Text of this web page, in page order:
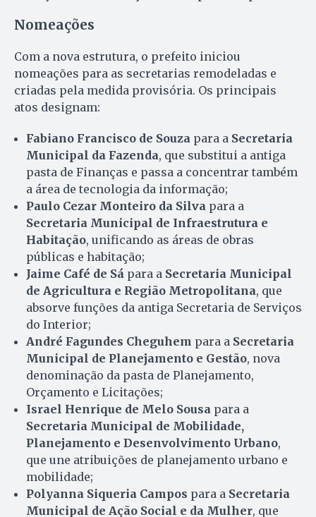
Nomeações
Com a nova estrutura, o prefeito iniciou
nomeações para as secretarias remodeladas e
criadas pela medida provisória. Os principais
atos designam:
Fabiano Francisco de Souza para a Secretaria
Municipal da Fazenda, que substitui a antiga
pasta de Finanças e passa a concentrar também
a área de tecnologia da informação;
Paulo Cezar Monteiro da Silva para a
Secretaria Municipal de Infraestrutura e
Habitação, unificando as áreas de obras
públicas e habitação;
Jaime Café de Sá para a Secretaria Municipal
de Agricultura e Região Metropolitana, que
absorve funções da antiga Secretaria de Serviços
do Interior;
André Fagundes Cheguhem para a Secretaria
Municipal de Planejamento e Gestão, nova
denominação da pasta de Planejamento,
Orçamento e Licitações;
Israel Henrique de Melo Sousa para a
Secretaria Municipal de Mobilidade,
Planejamento e Desenvolvimento Urbano,
que une atribuições de planejamento urbano e
mobilidade;
Polyanna Siqueria Campos para a Secretaria
Municipal de Ação Social e da Mulher, que